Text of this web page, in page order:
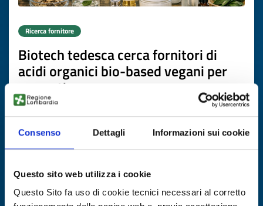
Consenso Dettagli Informazioni sui cookie
Questo sito web utilizza i cookie
Questo Sito fa uso di cookie tecnici necessari al corretto
Ricerca fornitore
Biotech tedesca cerca fornitori di
acidi organici bio-based vegani per
cosmetica
ID EEN: BRDE20260508023